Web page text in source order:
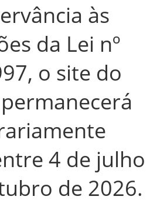
às
da Lei nº
o site do
4 de julho
de 2026.